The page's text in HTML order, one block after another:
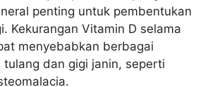
penting untuk pembentukan
Kekurangan Vitamin D selama
menyebabkan berbagai
tulang dan gigi janin, seperti